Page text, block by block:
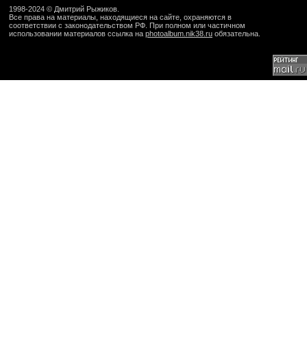
1998-2024 © Дмитрий Рыжиков
Все права на материалы, находящиеся на сайте, охраняются в
соответствии с законодательством РФ. При полном или частичном
использовании материалов ссылка на photoalbum.nik38.ru обязательна.